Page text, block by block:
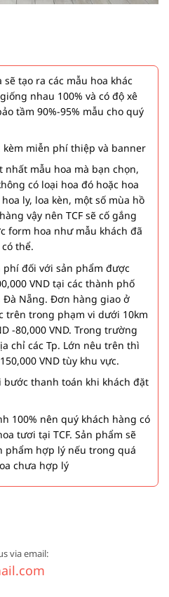
tạo ra các mẫu hoa khác
nhau 100% và có độ xê
tầm 90%-95% mẫu cho quý
miễn phí thiệp và banner
nhất mẫu hoa mà bạn chọn,
có loại hoa đó hoặc hoa
ly, loa kèn, một số mùa hồ
vậy nên TCF sẽ cố gắng
form hoa như mẫu khách đã
thể.
đối với sản phẩm được
VND tại các thành phố
Đà Nẵng. Đơn hàng giao ở
trên trong phạm vi dưới 10km
-80,000 VND. Trong trường
chỉ các Tp. Lớn nêu trên thì
VND tùy khu vực.
thanh toán khi khách đặt
100% nên quý khách hàng có
tươi tại TCF. Sản phẩm sẽ
phẩm hợp lý nếu trong quá
chưa hợp lý
via email: